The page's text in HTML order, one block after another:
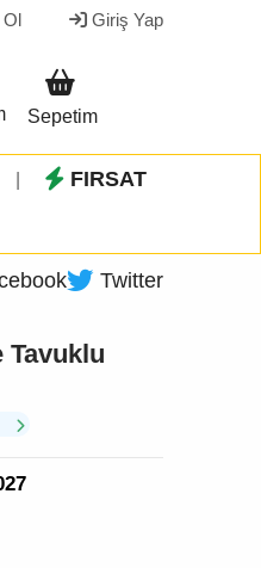
Ol Giriş Yap
Sepetim
FIRSAT
Twitter
Tavuklu